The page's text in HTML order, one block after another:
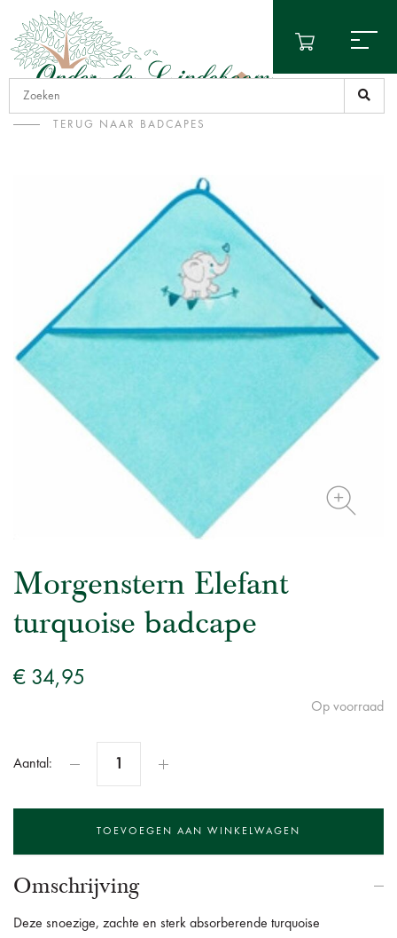
TERUG NAAR BADCAPES
Morgenstern Elefant
turquoise badcape
€ 34,95
Op voorraad
Aantal:
Omschrijving
Deze snoezige, zachte en sterk absorberende turquoise